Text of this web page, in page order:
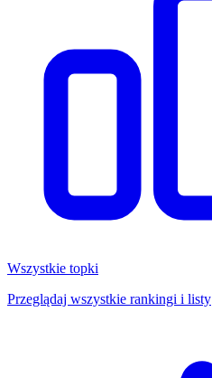
Wszystkie topki
Przeglądaj wszystkie rankingi i listy